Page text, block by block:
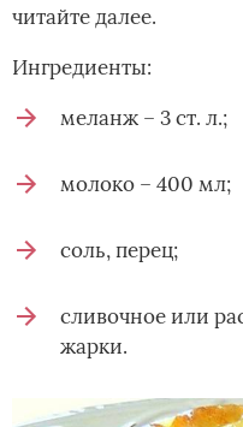
читайте далее.
Ингредиенты:
меланж – 3 ст. л.;
молоко – 400 мл;
соль, перец;
сливочное или
жарки.